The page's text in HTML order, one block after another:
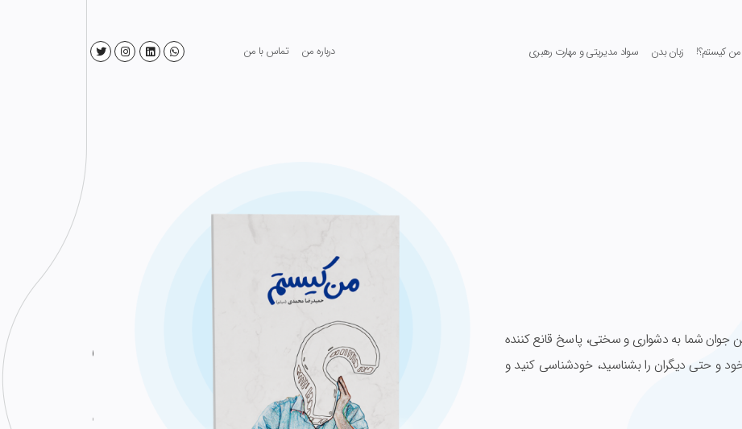
من کیستم؟! زبان بدن سواد مدیریتی و مهارت رهبری درباره من تماس با من
سواد
اثر پیش رو حاصل
و معتبر که در
جوان شما به دشواری و سختی، پاسخ قانع کننده
حتی دیگران را بشناسید، خودشناسی کنید و